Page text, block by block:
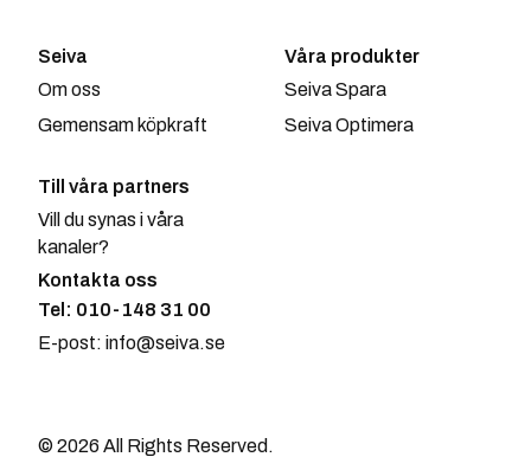
Seiva
Om oss
Gemensam köpkraft
Våra produkter
Seiva Spara
Seiva Optimera
Till våra partners
Vill du synas i våra
kanaler?
Kontakta oss
Tel: 010-148 31 00
E-post: info@seiva.se
© 2026 All Rights Reserved.